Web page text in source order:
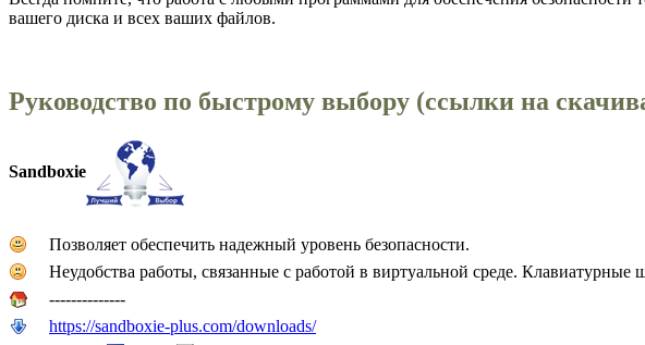
вашего диска и всех ваших файлов.
Руководство по быстрому выбору (ссылки на
Sandboxie
Позволяет обеспечить надежный уровень безопасности.
Неудобства работы, связанные с работой в виртуальной среде.
--------------
https://sandboxie-plus.com/downloads/